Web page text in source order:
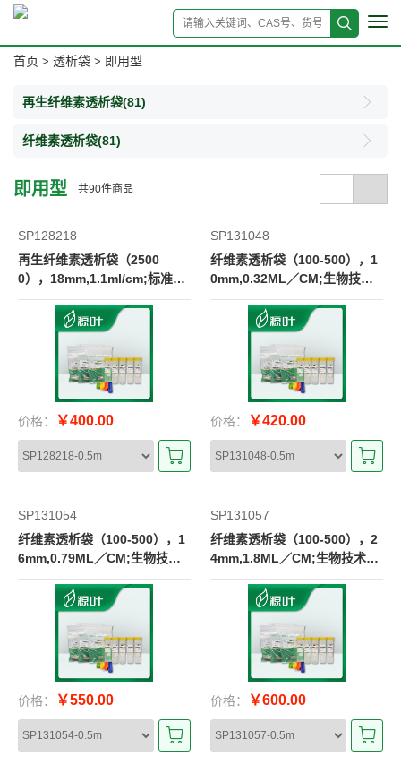
首页 > 透析袋 > 即用型
再生纤维素透析袋(81)
纤维素透析袋(81)
即用型 共90件商品
SP128218
再生纤维素透析袋（2500
0），18mm,1.1ml/cm;标准级
RC膜
价格： ￥400.00
SP131048
纤维素透析袋（100-500），1
0mm,0.32ML／CM;生物技术
级CE膜
价格： ￥420.00
SP131054
纤维素透析袋（100-500），1
6mm,0.79ML／CM;生物技术
级CE膜
价格： ￥550.00
SP131057
纤维素透析袋（100-500），2
4mm,1.8ML／CM;生物技术级
CE膜
价格： ￥600.00